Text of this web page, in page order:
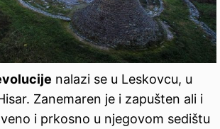
nalazi se u Leskovcu, u
Zanemaren je i zapušten ali i
i prkosno u njegovom sedištu